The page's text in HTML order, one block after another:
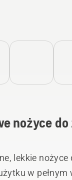
nożyce do
lekkie nożyce
w pełnym